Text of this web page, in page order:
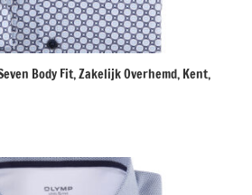
Body Fit, Zakelijk Overhemd, Kent,